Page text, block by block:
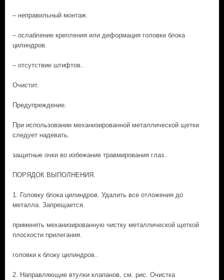
– неправильный монтаж.
– ослабление крепления или деформация головки блока
цилиндров.
– отсутствие штифтов..
Очистит.
Предупреждение.
При использовании механизированной металлической щетки
следует надевать.
защитные очки во избежание травмирования глаз..
ПОРЯДОК ВЫПОЛНЕНИЯ.
1. Головку блока цилиндров. Удалить все отложения до
металла. Запрещается.
применять механизированную чистку металлической щеткой
плоскости прилегания.
головки к блоку цилиндров..
2. Направляющие втулки клапанов, см. рис. Очистка